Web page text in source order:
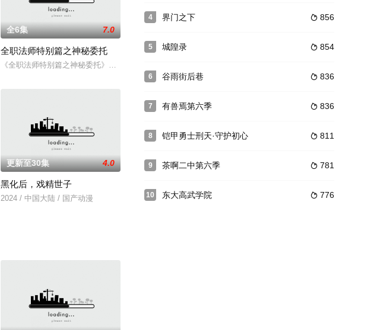
全6集 7.0
全职法师特别篇之神秘委托
《全职法师特别篇之神秘委托》改编自小说《全职法师》相关内容，是同名动画的红兽篇。男主角法师莫凡和
更新至30集 4.0
黑化后，戏精世子
2024 / 中国大陆 / 国产动漫
4  856
界门之下
5  854
城隍录
6  836
谷雨街后巷
7  836
有兽焉第六季
8  811
铠甲勇士刑天·守护初心
9  781
茶啊二中第六季
10  776
东大高武学院